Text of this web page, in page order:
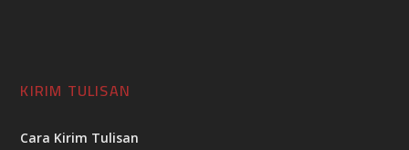
KIRIM TULISAN
Cara Kirim Tulisan